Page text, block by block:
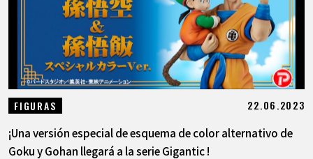
FIGURAS 22.06.2023
¡Una versión especial de esquema de color alternativo de
Goku y Gohan llegará a la serie Gigantic !